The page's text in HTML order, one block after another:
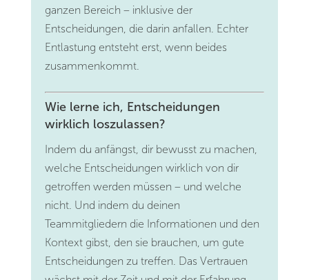
ganzen Bereich – inklusive der
Entscheidungen, die darin anfallen. Echter
Entlastung entsteht erst, wenn beides
zusammenkommt.
Wie lerne ich, Entscheidungen
wirklich loszulassen?
Indem du anfängst, dir bewusst zu machen,
welche Entscheidungen wirklich von dir
getroffen werden müssen – und welche
nicht. Und indem du deinen
Teammitgliedern die Informationen und den
Kontext gibst, den sie brauchen, um gute
Entscheidungen zu treffen. Das Vertrauen